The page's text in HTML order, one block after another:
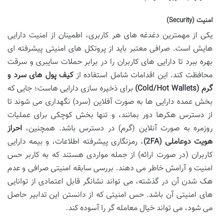
امنیت (Security)
یکی از مهمترین دغدغه های هر کاربری، اطمینان از امنیت دارایی
هایش است. صرافی معتبر باید از پروتکل های امنیتی پیشرفته ای
بهره ببرد تا دارایی های کاربران را در برابر حملات سایبری و سرقت
محافظت کند. این اقدامات شامل استفاده ازکیف پول های سرد و
گرم (Cold/Hot Wallets)
برای ذخیره سازی دارایی هاست؛ جایی که
بخش عمده دارایی ها به صورت آفلاین (سرد) نگهداری می شوند تا
از دسترس هکرها دور بمانند، و تنها بخش کوچکی برای عملیات
روزمره به صورت آنلاین (گرم) در دسترس باشد. همچنین، احراز
هویت دوعاملی (2FA)
، رمزنگاری پیشرفته اطلاعات، و بیمه دارایی
کاربران (در صورت ارائه) از جمله مواردی هستند که به کاربر حس
امنیت و آرامش خاطر می دهند. بررسی سابقه امنیتی صرافی و عدم
هک شدن آن در گذشته، می تواند نشانگر قابل اعتمادی از توانایی
های امنیتی آن باشد. حس امنیتی که از دانستن این تدابیر حاصل
می شود، می تواند خیال معامله گر را آسوده کند.